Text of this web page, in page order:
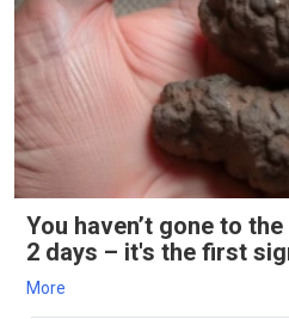
You haven’t gone to
2 days – it's the first
More